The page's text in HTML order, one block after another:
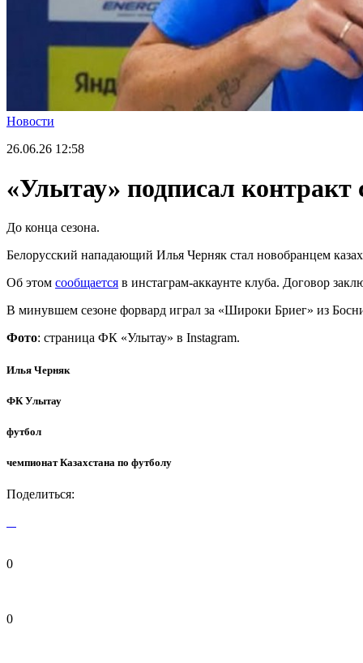
Новости
26.06.26 12:58
«Улытау» подписал
До конца сезона.
Белорусский нападающий Илья Черняк стал новобранцем
Об этом сообщается в инстаграм-аккаунте клуба. Договор
В минувшем сезоне форвард играл за «Широки Бриег» из
Фото: страница ФК «Улытау» в Instagram.
Илья Черняк
ФК Улытау
футбол
чемпионат Казахстана по футболу
Поделиться:
0
0